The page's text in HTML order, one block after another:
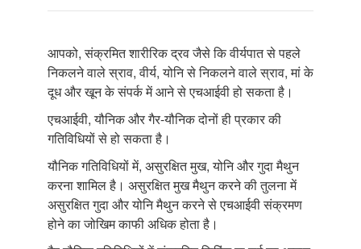
आपको, संक्रमित शारीरिक द्रव जैसे कि वीर्यपात से पहले
निकलने वाले स्राव, वीर्य, योनि से निकलने वाले स्राव, मां के
दूध और खून के संपर्क में आने से एचआईवी हो सकता है।
एचआईवी, यौनिक और गैर-यौनिक दोनों ही प्रकार की
गतिविधियों से हो सकता है।
यौनिक गतिविधियों में, असुरक्षित मुख, योनि और गुदा मैथुन
करना शामिल है। असुरक्षित मुख मैथुन करने की तुलना में
असुरक्षित गुदा और योनि मैथुन करने से एचआईवी संक्रमण
होने का जोखिम काफी अधिक होता है।